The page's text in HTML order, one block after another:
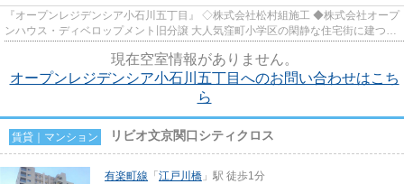
『オープンレジデンシア小石川五丁目』 ◇株式会社松村組施工 ◆株式会社オープ
ンハウス・ディベロップメント旧分譲 大人気窪町小学区の閑静な住宅街に建つ分
現在空室情報がありません。
オープンレジデンシア小石川五丁目へのお問い合わせはこち
ら
賃貸｜マンション リビオ文京関口シティクロス
有楽町線 「 江戸川橋 」駅 徒歩1分